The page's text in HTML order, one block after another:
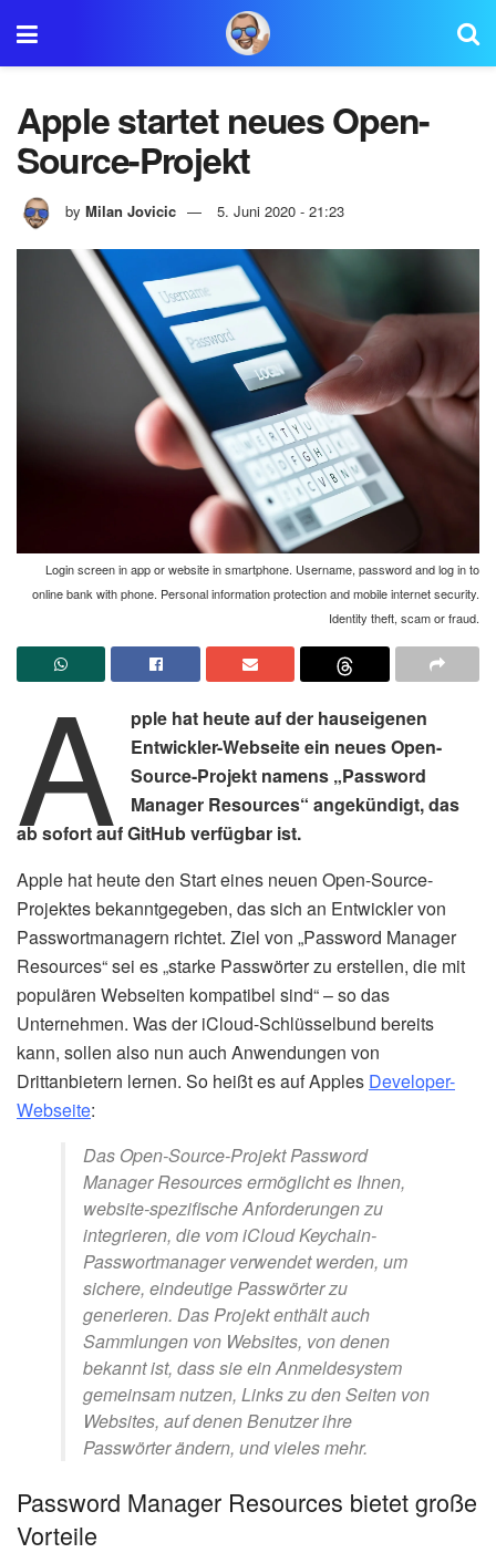
Apple startet neues Open-
Source-Projekt
by Milan Jovicic 5. Juni 2020 - 21:23
Login screen in app or website in smartphone. Username, password and log in to
online bank with phone. Personal information protection and mobile internet security.
Identity theft, scam or fraud.
A
pple hat heute auf der hauseigenen
Entwickler-Webseite ein neues Open-
Source-Projekt namens „Password
Manager Resources“ angekündigt, das
ab sofort auf GitHub verfügbar ist.
Apple hat heute den Start eines neuen Open-Source-
Projektes bekanntgegeben, das sich an Entwickler von
Passwortmanagern richtet. Ziel von „Password Manager
Resources“ sei es „starke Passwörter zu erstellen, die mit
populären Webseiten kompatibel sind“ – so das
Unternehmen. Was der iCloud-Schlüsselbund bereits
kann, sollen also nun auch Anwendungen von
Drittanbietern lernen. So heißt es auf Apples Developer-
Webseite:
Das Open-Source-Projekt Password
Manager Resources ermöglicht es Ihnen,
website-spezifische Anforderungen zu
integrieren, die vom iCloud Keychain-
Passwortmanager verwendet werden, um
sichere, eindeutige Passwörter zu
generieren. Das Projekt enthält auch
Sammlungen von Websites, von denen
bekannt ist, dass sie ein Anmeldesystem
gemeinsam nutzen, Links zu den Seiten von
Websites, auf denen Benutzer ihre
Passwörter ändern, und vieles mehr.
Password Manager Resources bietet große
Vorteile